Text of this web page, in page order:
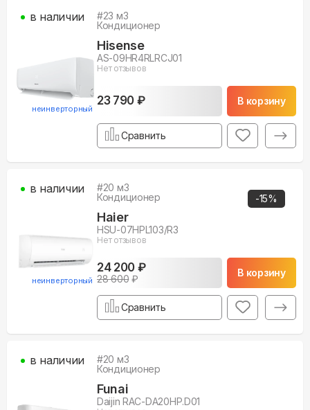
неинверторный
#23 м3
Кондиционер
Hisense
AS-09HR4RLRCJ01
Нет отзывов
23 790 ₽ В корзину
в наличии
Сравнить
-15%
неинверторный
#20 м3
Кондиционер
Haier
HSU-07HPL103/R3
Нет отзывов
24 200 ₽
28 600₽
В корзину
в наличии
Сравнить
#20 м3
Кондиционер
Funai
Daijin RAC-DA20HP.D01
в наличии